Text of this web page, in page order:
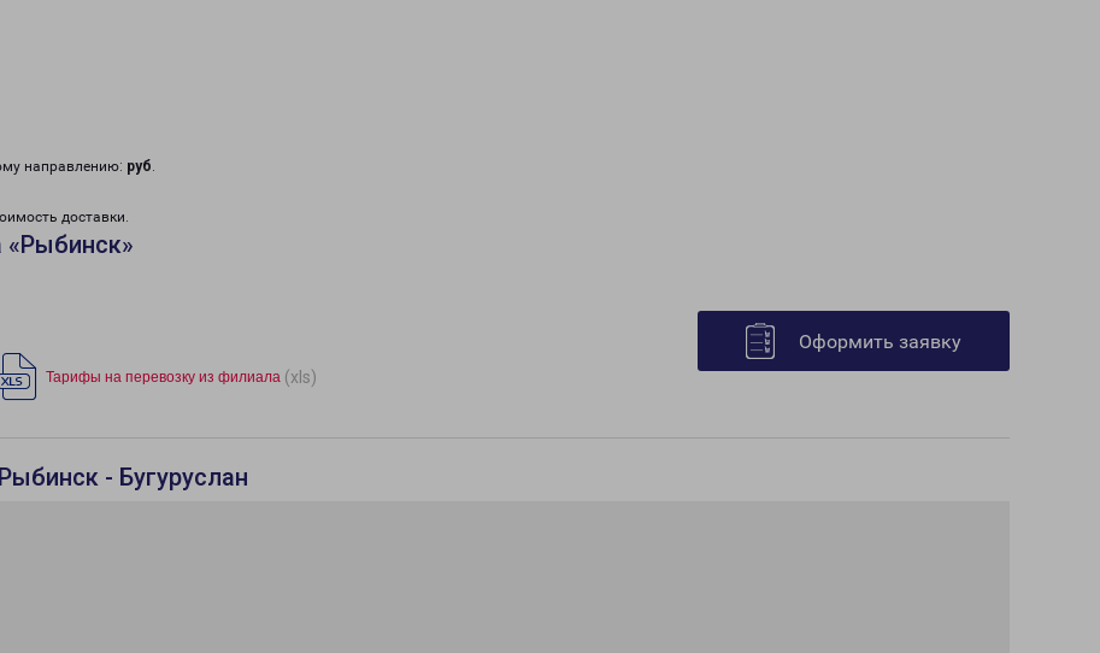
направлению: руб.
доставки.
Тарифы на перевозку из филиала (xls)
Оформить заявку
- Бугуруслан